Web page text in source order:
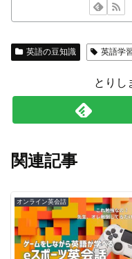
英語の豆知識 英語学
とりし
関連記事
オンライン英会話